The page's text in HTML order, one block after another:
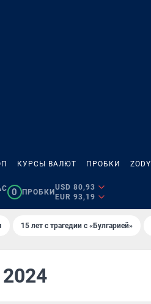
КУРСЫ ВАЛЮТ ПРОБКИ ZODY
0 ПРОБКИ
USD 80,93
EUR 93,19
15 лет с трагедии с «Булгарией»